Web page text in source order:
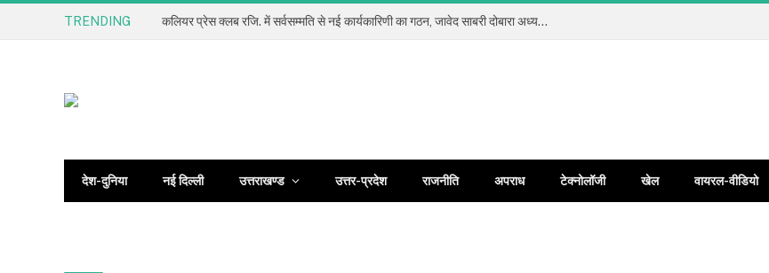
TRENDING कलियर प्रेस क्लब रजि. में सर्वसम्मति से नई कार्यकारिणी का गठन, जावेद साबरी दोबारा अध्यक्ष और जावेद अंसारी बने महामंत्री
देश-दुनिया नई दिल्ली उत्तराखण्ड उत्तर-प्रदेश राजनीति अपराध टेक्नोलॉजी खेल वायरल-वीडियो